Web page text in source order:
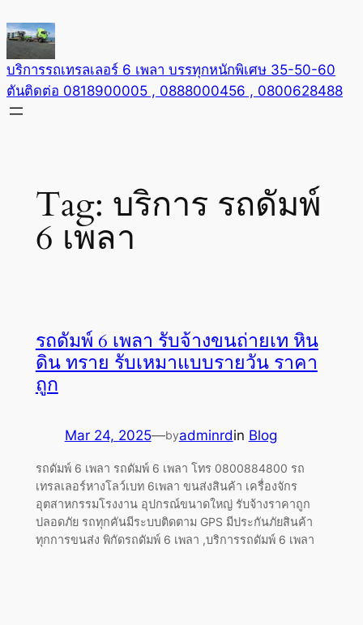
to
content
บริการรถเทรลเลอร์ 6 เพลา บรรทุกหนักพิเศษ 35-50-60
ตันติดต่อ 0818900005 , 0888000456 , 0800628488
Tag: บริการ รถดัมพ์
6 เพลา
รถดัมพ์ 6 เพลา รับจ้างขนถ่ายเท หิน
ดิน ทราย รับเหมาแบบรายวัน ราคา
ถูก
Mar 24, 2025—byadminrdin Blog
รถดัมพ์ 6 เพลา รถดัมพ์ 6 เพลา โทร 0800884800 รถ
เทรลเลอร์หางโลว์เบท 6เพลา ขนส่งสินค้า เครื่องจักร
อุตสาหกรรมโรงงาน อุปกรณ์ขนาดใหญ่ รับจ้างราคาถูก
ปลอดภัย รถทุกคันมีระบบติดตาม GPS มีประกันภัยสินค้า
ทุกการขนส่ง พิกัดรถดัมพ์ 6 เพลา ,บริการรถดัมพ์ 6 เพลา